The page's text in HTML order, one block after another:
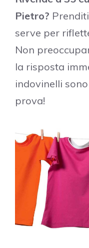
Pietro?
serve per
Non
la risposta
indovinelli
prova!